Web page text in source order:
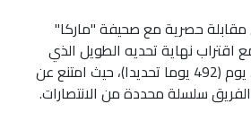
مقابلة حصرية مع صحيفة "ماركا"
اقتراب نهاية تحديه الطويل الذي
استمر ما يقرب من 500 يوم (492 يوما تحديدا)، حيث امتنع عن
سلسلة محددة من الانتصارات.